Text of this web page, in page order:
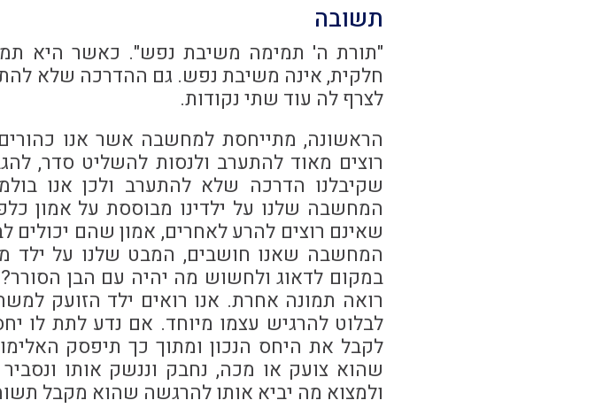
תשובה
"תורת ה' תמימה משיבת נפש". כאשר היא
חלקית, אינה משיבת נפש. גם ההדרכה שלא
לצרף לה עוד שתי נקודות.
הראשונה, מתייחסת למחשבה אשר אנו כהורים
רוצים מאוד להתערב ולנסות להשליט סדר,
שקיבלנו הדרכה שלא להתערב ולכן אנו
המחשבה שלנו על ילדינו מבוססת על אמון
שאינם רוצים להרע לאחרים, אמון שהם
המחשבה שאנו חושבים, המבט שלנו על ילד
במקום לדאוג ולחשוש מה יהיה עם הבן הסורר?
רואה תמונה אחרת. אנו רואים ילד הזועק
לבלוט להרגיש עצמו מיוחד. אם נדע לתת לו
לקבל את היחס הנכון ומתוך כך תיפסק
שהוא צועק או מכה, נחבק וננשק אותו
ולמצוא מה יביא אותו להרגשה שהוא מקבל